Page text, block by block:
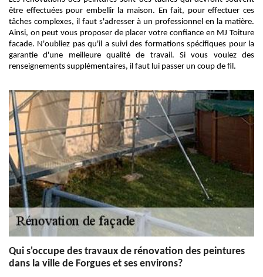
être effectuées pour embellir la maison. En fait, pour effectuer ces
tâches complexes, il faut s'adresser à un professionnel en la matière.
Ainsi, on peut vous proposer de placer votre confiance en MJ Toiture
facade. N'oubliez pas qu'il a suivi des formations spécifiques pour la
garantie d'une meilleure qualité de travail. Si vous voulez des
renseignements supplémentaires, il faut lui passer un coup de fil.
Qui s'occupe des travaux de rénovation des peintures
dans la ville de Forgues et ses environs?